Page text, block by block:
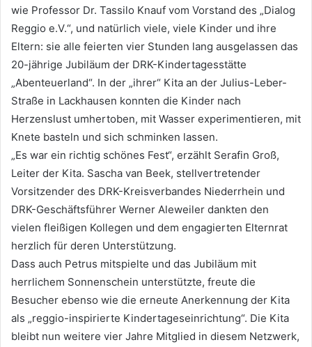
wie Professor Dr. Tassilo Knauf vom Vorstand des „Dialog
Reggio e.V.“, und natürlich viele, viele Kinder und ihre
Eltern: sie alle feierten vier Stunden lang ausgelassen das
20-jährige Jubiläum der DRK-Kindertagesstätte
„Abenteuerland“. In der „ihrer“ Kita an der Julius-Leber-
Straße in Lackhausen konnten die Kinder nach
Herzenslust umhertoben, mit Wasser experimentieren, mit
Knete basteln und sich schminken lassen.
„Es war ein richtig schönes Fest“, erzählt Serafin Groß,
Leiter der Kita. Sascha van Beek, stellvertretender
Vorsitzender des DRK-Kreisverbandes Niederrhein und
DRK-Geschäftsführer Werner Aleweiler dankten den
vielen fleißigen Kollegen und dem engagierten Elternrat
herzlich für deren Unterstützung.
Dass auch Petrus mitspielte und das Jubiläum mit
herrlichem Sonnenschein unterstützte, freute die
Besucher ebenso wie die erneute Anerkennung der Kita
als „reggio-inspirierte Kindertageseinrichtung“. Die Kita
bleibt nun weitere vier Jahre Mitglied in diesem Netzwerk,